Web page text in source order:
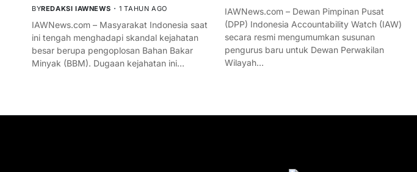
BYREDAKSI IAWNEWS 1 TAHUN AGO
IAWNews.com – Masyarakat Indonesia saat
ini tengah menghadapi skandal kejahatan
besar berupa pengoplosan Bahan Bakar
Minyak (BBM). Dugaan kejahatan ini…
IAWNews.com – Dewan Pimpinan Pusat
(DPP) Indonesia Accountability Watch (IAW)
secara resmi mengumumkan susunan
pengurus baru untuk Dewan Perwakilan
Wilayah…